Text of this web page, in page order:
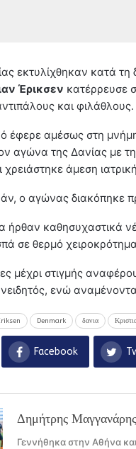
εκτυλίχθηκαν κατά
Έρικσεν κατέρρευσε
και φιλάθλους.
έφερε αμέσως στη
αγώνα της Δανίας με
άμεση
ο αγώνας διακόπηκε
ήρθαν καθησυχαστικά
σε θερμό
μέχρι στιγμής
ενώ
Denmark δανια
Facebook
Δημήτρης Μαγγανάρης
Γεννήθηκα στην Αθήνα